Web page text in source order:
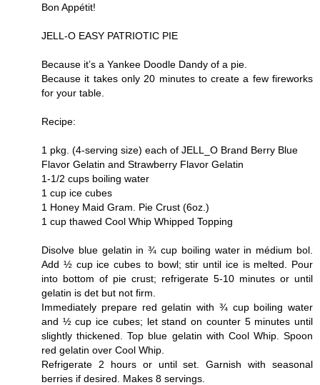
Bon Appétit!
JELL-O EASY PATRIOTIC PIE
Because it’s a Yankee Doodle Dandy of a pie.
Because it takes only 20 minutes to create a few fireworks
for your table.
Recipe:
1 pkg. (4-serving size) each of JELL_O Brand Berry Blue
Flavor Gelatin and Strawberry Flavor Gelatin
1-1/2 cups boiling water
1 cup ice cubes
1 Honey Maid Gram. Pie Crust (6oz.)
1 cup thawed Cool Whip Whipped Topping
Disolve blue gelatin in ¾ cup boiling water in médium bol.
Add ½ cup ice cubes to bowl; stir until ice is melted. Pour
into bottom of pie crust; refrigerate 5-10 minutes or until
gelatin is det but not firm.
Immediately prepare red gelatin with ¾ cup boiling water
and ½ cup ice cubes; let stand on counter 5 minutes until
slightly thickened. Top blue gelatin with Cool Whip. Spoon
red gelatin over Cool Whip.
Refrigerate 2 hours or until set. Garnish with seasonal
berries if desired. Makes 8 servings.